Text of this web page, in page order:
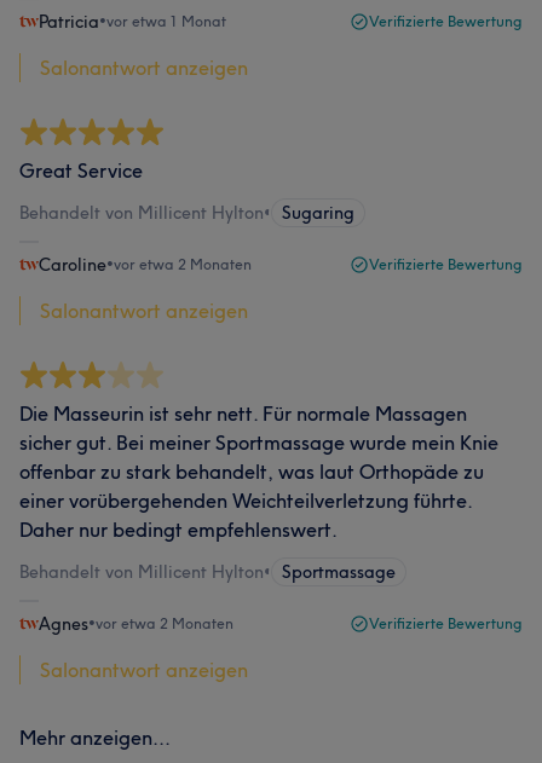
Patricia•vor etwa 1 Monat Verifizierte Bewertung
Salonantwort anzeigen
Great Service
Behandelt von Millicent Hylton• Sugaring
Caroline•vor etwa 2 Monaten Verifizierte Bewertung
Salonantwort anzeigen
Die Masseurin ist sehr nett. Für normale Massagen
sicher gut. Bei meiner Sportmassage wurde mein Knie
offenbar zu stark behandelt, was laut Orthopäde zu
einer vorübergehenden Weichteilverletzung führte.
Daher nur bedingt empfehlenswert.
Behandelt von Millicent Hylton• Sportmassage
Agnes•vor etwa 2 Monaten Verifizierte Bewertung
Salonantwort anzeigen
Mehr anzeigen...